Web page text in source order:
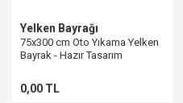
Yelken Bayrağı
75x300 cm Oto Yıkama Yelken
Bayrak - Hazır Tasarım
0,00 TL